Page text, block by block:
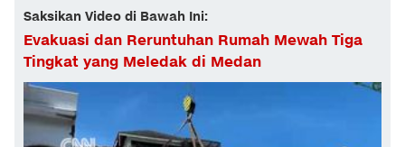
Saksikan Video di Bawah Ini:
Evakuasi dan Reruntuhan Rumah Mewah Tiga
Tingkat yang Meledak di Medan